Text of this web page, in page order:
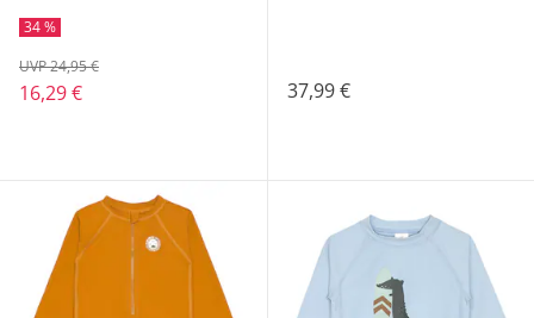
34 %
16,29 €
UVP 24,95 €
37,99 €